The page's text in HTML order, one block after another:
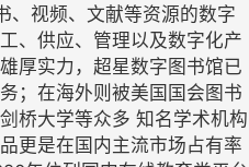
视频、文献等资源的数字
、供应、管理以及数字化产
厚实力，超星数字图书馆已
；在海外则被美国国会图书
桥大学等众多 知名学术机构
更是在国内主流市场占有率